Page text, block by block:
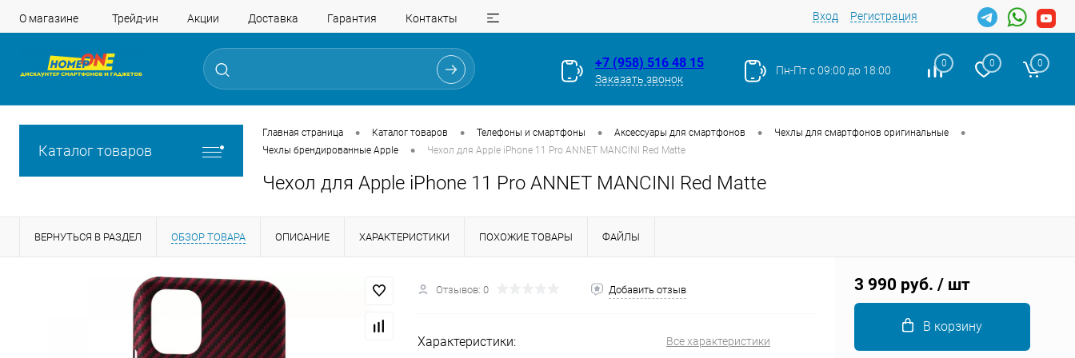
О магазине Трейд-ин Акции Доставка Гарантия Контакты Вход Регистрация
+7 (958) 516 48 15
Заказать звонок
Пн-Пт с 09:00 до 18:00
0 0 0
Каталог товаров
Главная страница • Каталог товаров • Телефоны и смартфоны • Аксессуары для смартфонов • Чехлы для смартфонов оригинальные •
Чехлы брендированные Apple • Чехол для Apple iPhone 11 Pro ANNET MANCINI Red Matte
Чехол для Apple iPhone 11 Pro ANNET MANCINI Red Matte
ВЕРНУТЬСЯ В РАЗДЕЛ ОБЗОР ТОВАРА ОПИСАНИЕ ХАРАКТЕРИСТИКИ ПОХОЖИЕ ТОВАРЫ ФАЙЛЫ
Отзывов: 0 Добавить отзыв
Характеристики: Все характеристики
3 990 руб. / шт
В корзину
Для клиентов всех банков
Разбейтеоплату